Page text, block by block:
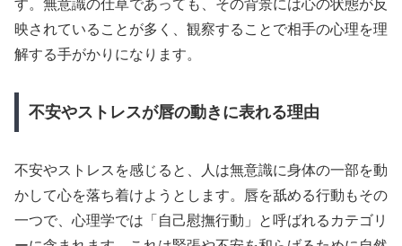
す。無意識の仕草であっても、その背景には心の状態が反
映されていることが多く、観察することで相手の心理を理
解する手がかりになります。
不安やストレスが唇の動きに表れる理由
不安やストレスを感じると、人は無意識に身体の一部を動
かして心を落ち着けようとします。唇を舐める行動もその
一つで、心理学では「自己慰撫行動」と呼ばれるカテゴリ